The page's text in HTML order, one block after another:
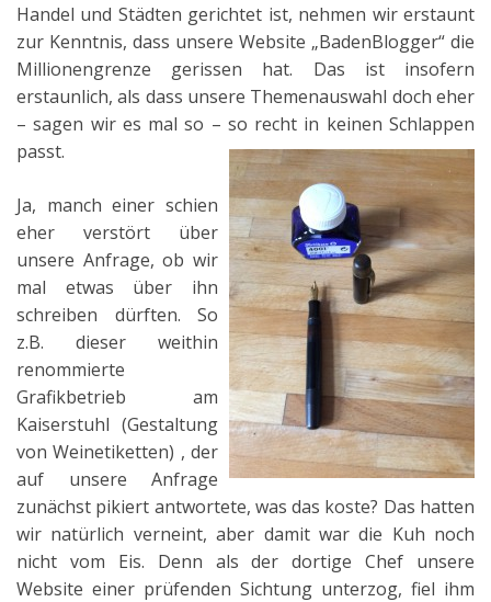
Handel und Städten gerichtet ist, nehmen wir erstaunt
zur Kenntnis, dass unsere Website „BadenBlogger“ die
Millionengrenze gerissen hat. Das ist insofern
erstaunlich, als dass unsere Themenauswahl doch eher
– sagen wir es mal so – so recht in keinen Schlappen
passt.
Ja, manch einer schien
eher verstört über
unsere Anfrage, ob wir
mal etwas über ihn
schreiben dürften. So
z.B. dieser weithin
renommierte
Grafikbetrieb am
Kaiserstuhl (Gestaltung
von Weinetiketten) , der
auf unsere Anfrage
zunächst pikiert antwortete, was das koste? Das hatten
wir natürlich verneint, aber damit war die Kuh noch
nicht vom Eis. Denn als der dortige Chef unsere
Website einer prüfenden Sichtung unterzog, fiel ihm